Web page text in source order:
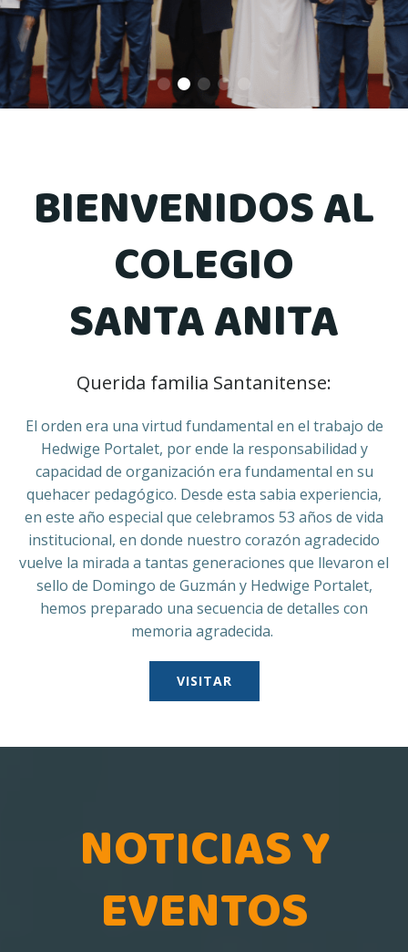
BIENVENIDOS AL
COLEGIO
SANTA ANITA
Querida familia Santanitense:
El orden era una virtud fundamental en el trabajo de
Hedwige Portalet, por ende la responsabilidad y
capacidad de organización era fundamental en su
quehacer pedagógico. Desde esta sabia experiencia,
en este año especial que celebramos 53 años de vida
institucional, en donde nuestro corazón agradecido
vuelve la mirada a tantas generaciones que llevaron el
sello de Domingo de Guzmán y Hedwige Portalet,
hemos preparado una secuencia de detalles con
memoria agradecida.
VISITAR
NOTICIAS Y
EVENTOS